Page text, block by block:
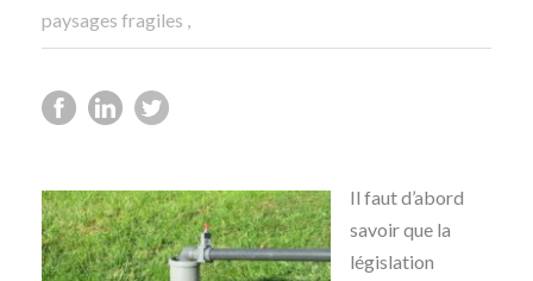
paysages fragiles ,
Il faut d’abord
savoir que la
législation